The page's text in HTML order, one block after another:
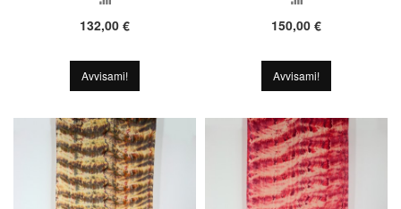
132,00 €
Avvisami!
150,00 €
Avvisami!